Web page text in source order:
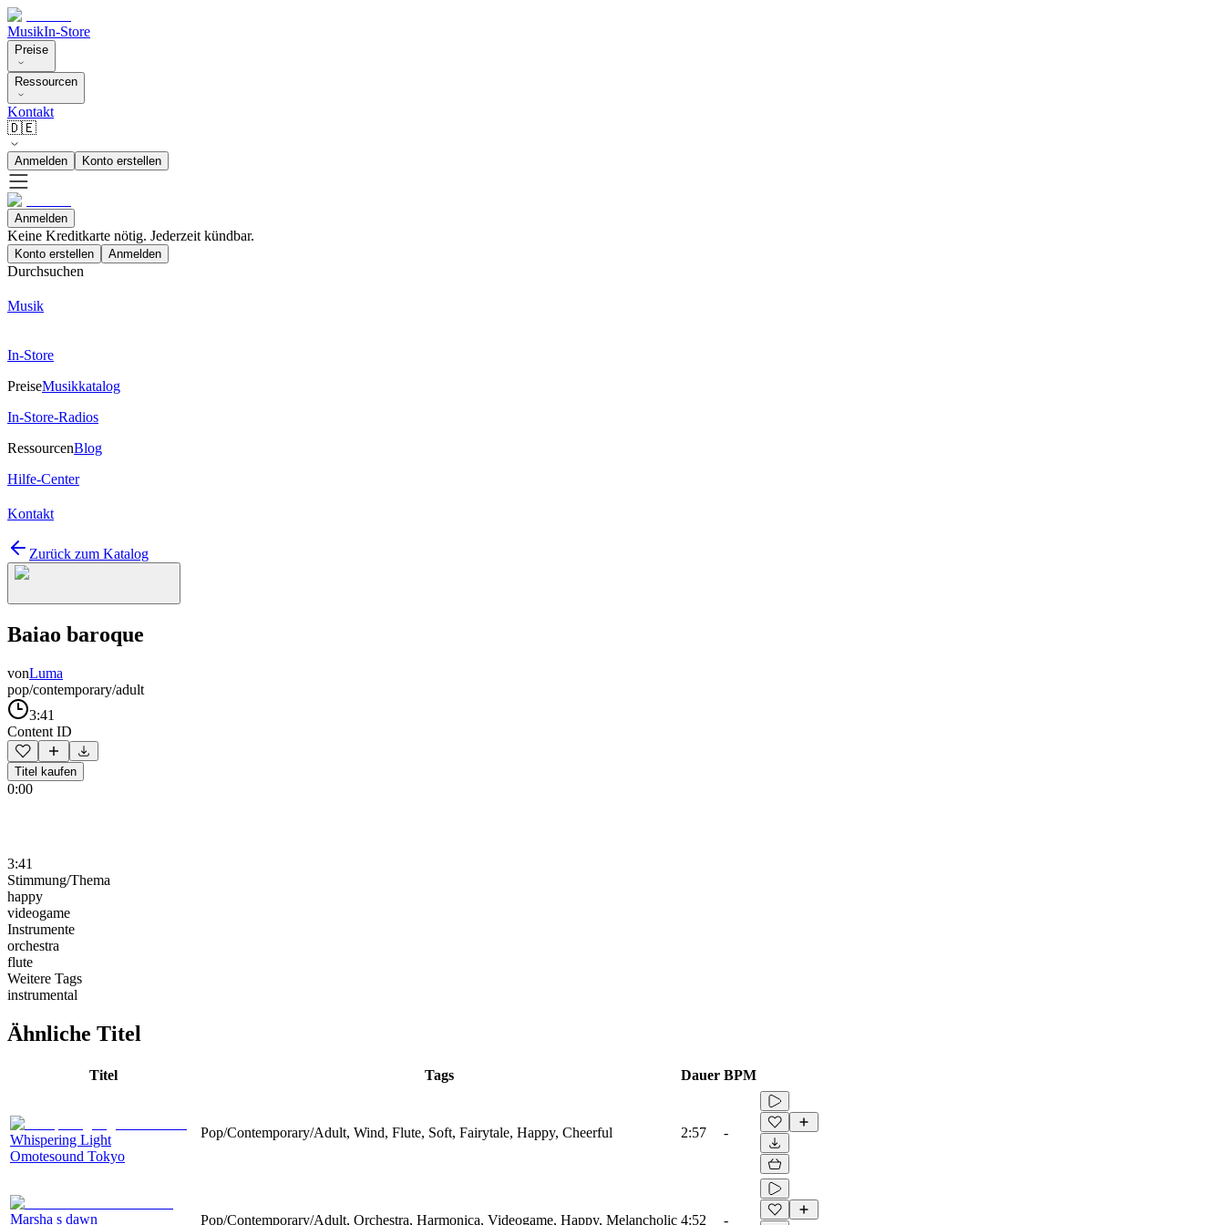
MusikIn-Store
Preise
Ressourcen
Kontakt
🇩🇪
Anmelden Konto erstellen
Anmelden
Keine Kreditkarte nötig. Jederzeit kündbar.
Konto erstellen Anmelden
Durchsuchen
Musik
In-Store
PreiseMusikkatalog
In-Store-Radios
RessourcenBlog
Hilfe-Center
Kontakt
Zurück zum Katalog
Baiao baroque
vonLuma
pop/contemporary/adult
3:41
Content ID
Titel kaufen
0:00
3:41
Stimmung/Thema
happy
videogame
Instrumente
orchestra
flute
Weitere Tags
instrumental
Ähnliche Titel
Titel Tags Dauer BPM
Whispering Light
Omotesound Tokyo
Pop/Contemporary/Adult, Wind, Flute, Soft, Fairytale, Happy, Cheerful 2:57 -
Marsha s dawn Pop/Contemporary/Adult, Orchestra, Harmonica, Videogame, Happy, Melancholic 4:52 -